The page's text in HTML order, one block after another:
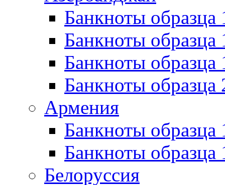
Банкноты образца
Банкноты образца
Банкноты
Банкноты образца
Армения
Банкноты образца
Банкноты образца
Белоруссия